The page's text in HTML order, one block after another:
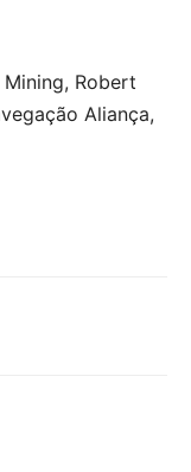
Robert
Aliança,